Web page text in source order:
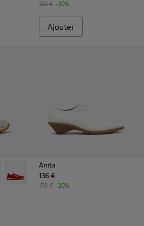
150 € -30%
Ajouter
001 - Baskets multicolores en textile
008
- K201886-006
Drift Walk - K201886-004
Drift Walk - K201886-003
Anita
136 €
170 € -20%